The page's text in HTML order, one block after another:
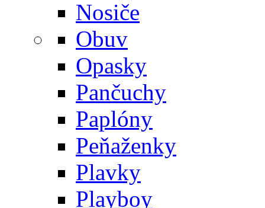
Nosiče
Obuv
Opasky
Pančuchy
Paplóny
Peňaženky
Plavky
Playboy